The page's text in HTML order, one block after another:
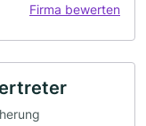
Firma bewerten